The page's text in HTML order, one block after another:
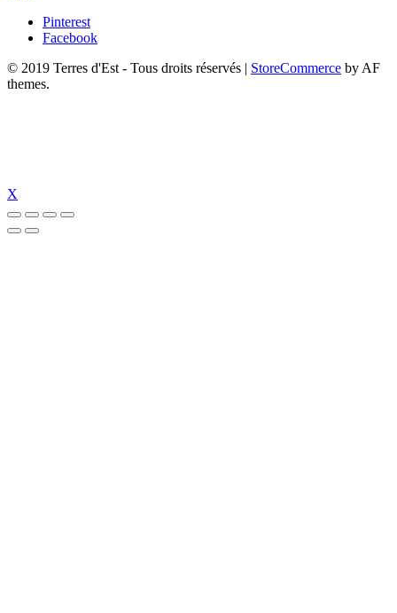
Pinterest
Facebook
© 2019 Terres d'Est - Tous droits réservés | StoreCommerce by AF
themes.
X